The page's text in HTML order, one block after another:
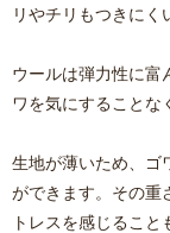
リやチリもつきにく
ウールは弾力性に富
ワを気にすることな
生地が薄いため、ゴ
ができます。その重
トレスを感じること